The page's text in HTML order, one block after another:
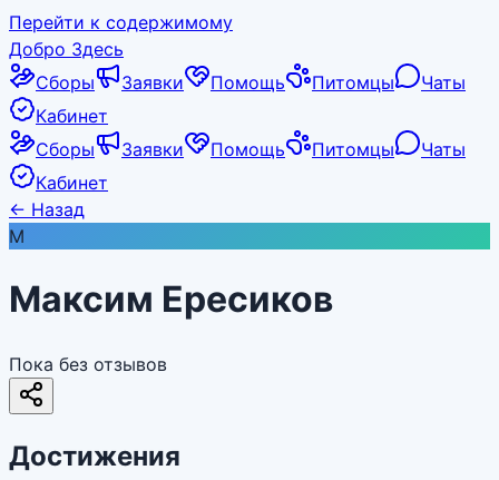
Перейти к содержимому
Добро Здесь
Сборы
Заявки Помощь Питомцы
Чаты
Кабинет
Сборы
Заявки Помощь Питомцы
Чаты
Кабинет
← Назад
М
Максим Ересиков
Пока без отзывов
Достижения